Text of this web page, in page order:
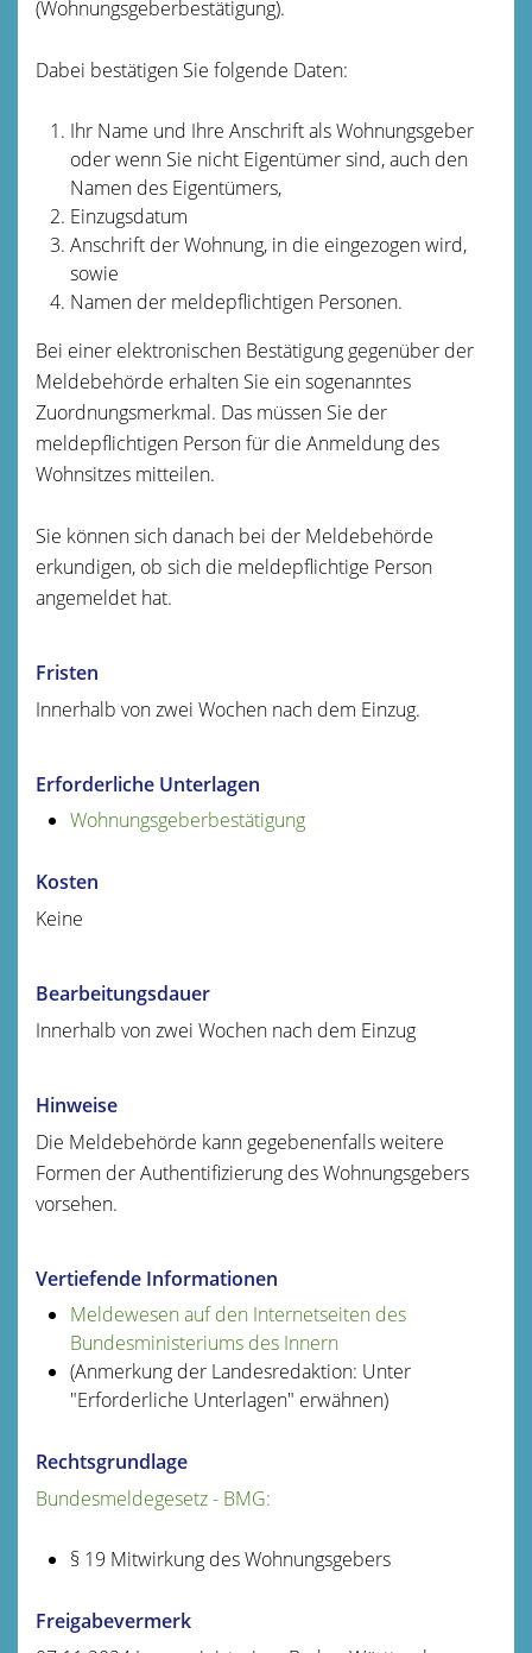
(Wohnungsgeberbestätigung).
Dabei bestätigen Sie folgende Daten:
Ihr Name und Ihre Anschrift als Wohnungsgeber
oder wenn Sie nicht Eigentümer sind, auch den
Namen des Eigentümers,
Einzugsdatum
Anschrift der Wohnung, in die eingezogen wird,
sowie
Namen der meldepflichtigen Personen.
Bei einer elektronischen Bestätigung gegenüber der
Meldebehörde erhalten Sie ein sogenanntes
Zuordnungsmerkmal. Das müssen Sie der
meldepflichtigen Person für die Anmeldung des
Wohnsitzes mitteilen.
Sie können sich danach bei der Meldebehörde
erkundigen, ob sich die meldepflichtige Person
angemeldet hat.
Fristen
Innerhalb von zwei Wochen nach dem Einzug.
Erforderliche Unterlagen
Wohnungsgeberbestätigung
Kosten
Keine
Bearbeitungsdauer
Innerhalb von zwei Wochen nach dem Einzug
Hinweise
Die Meldebehörde kann gegebenenfalls weitere
Formen der Authentifizierung des Wohnungsgebers
vorsehen.
Vertiefende Informationen
Meldewesen auf den Internetseiten des
Bundesministeriums des Innern
(Anmerkung der Landesredaktion: Unter
"Erforderliche Unterlagen" erwähnen)
Rechtsgrundlage
Bundesmeldegesetz - BMG:
§ 19 Mitwirkung des Wohnungsgebers
Freigabevermerk